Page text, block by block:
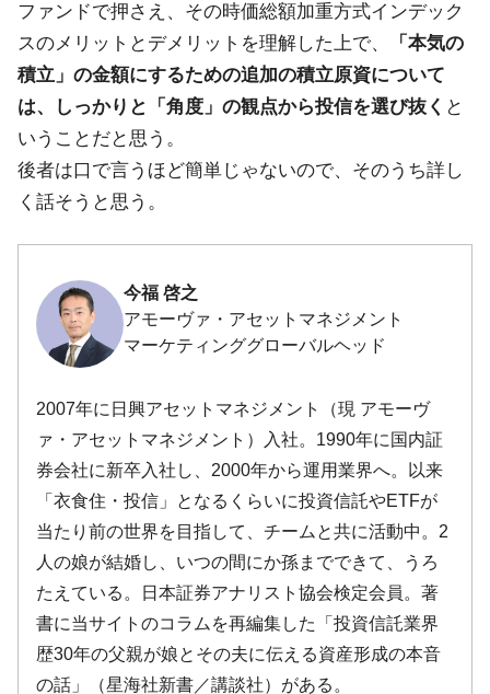
ファンドで押さえ、その時価総額加重方式インデック
スのメリットとデメリットを理解した上で、
「本気の
積立」の金額にするための追加の積立原資について
は、しっかりと「角度」の観点から投信を選び抜く と
いうことだと思う。
後者は口で言うほど簡単じゃないので、そのうち詳し
く話そうと思う。
今福 啓之
アモーヴァ・アセットマネジメント